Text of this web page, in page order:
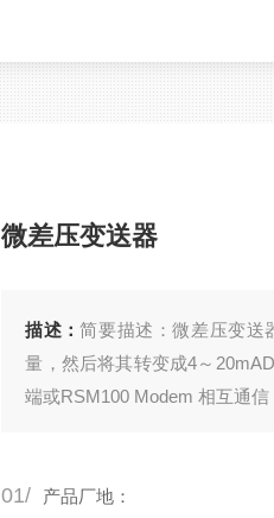
微差压变送器
描述：简要描述：微差压变送
量，然后将其转变成4～
端或RSM100 Modem 相互通信
01/ 产品厂地：